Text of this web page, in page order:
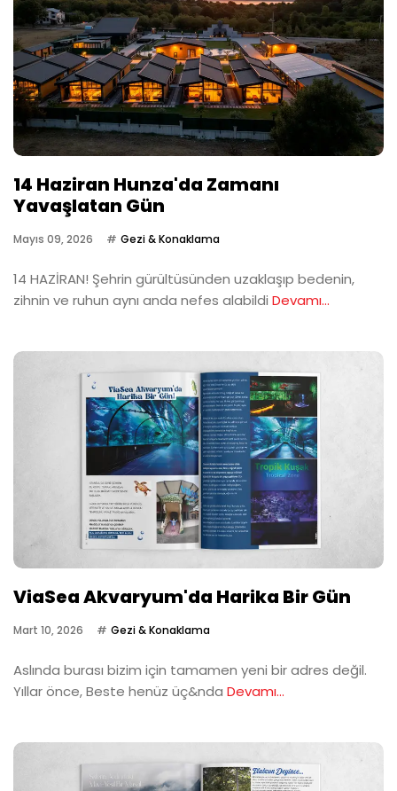
14 Haziran Hunza'da Zamanı
Yavaşlatan Gün
Mayıs 09, 2026 Gezi & Konaklama
14 HAZİRAN! Şehrin gürültüsünden uzaklaşıp bedenin,
zihnin ve ruhun aynı anda nefes alabildi Devamı...
ViaSea Akvaryum'da Harika Bir Gün
Mart 10, 2026 Gezi & Konaklama
Aslında burası bizim için tamamen yeni bir adres değil.
Yıllar önce, Beste henüz üç&nda Devamı...